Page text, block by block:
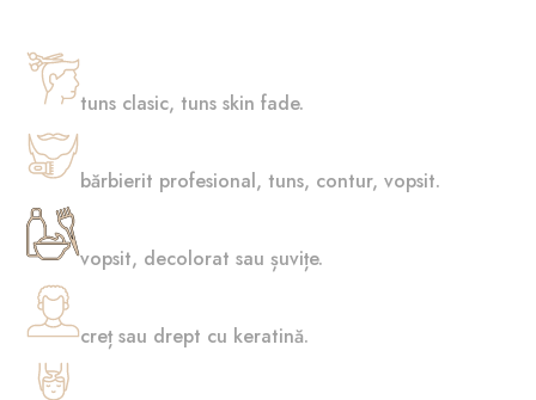
tuns clasic, tuns skin fade.
bărbierit profesional, tuns, contur, vopsit.
vopsit, decolorat sau șuvițe.
creț sau drept cu keratină.